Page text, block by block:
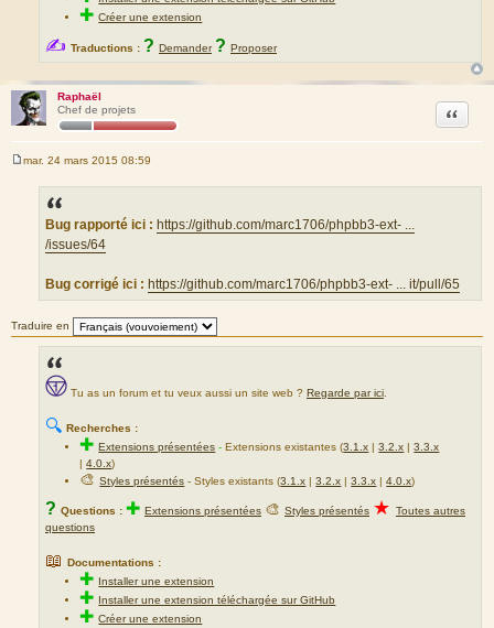
✚Créer une extension
✍ Traductions : ? Demander ? Proposer
Raphaël
Chef de projets
Citation
mar. 24 mars 2015 08:59
Bug rapporté ici : https://github.com/marc1706/phpbb3-ext- ...
/issues/64
Bug corrigé ici : https://github.com/marc1706/phpbb3-ext- ... it/pull/65
Traduire en
Tu as un forum et tu veux aussi un site web ? Regarde par ici
🔍 Recherches :
✚Extensions présentées -Extensions existantes (3.1.x |3.2.x |3.3.x
|4.0.x)
🎨Styles présentés - Styles existants (3.1.x |3.2.x |3.3.x |4.0.x)
? Questions : ✚ Extensions présentées 🎨 Styles présentés ★ Toutes autres
questions
📖 Documentations :
✚ Installer une extension
✚ Installer une extension téléchargée sur GitHub
✚Créer une extension